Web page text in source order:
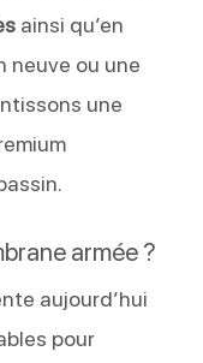
ainsi qu’en
neuve ou une
une
armée ?
aujourd’hui
pour